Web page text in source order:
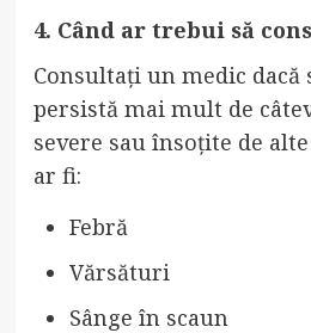
4. Când ar trebui să
Consultați un medic dacă
persistă mai mult de
severe sau însoțite de
ar fi:
Febră
Vărsături
Sânge în scaun